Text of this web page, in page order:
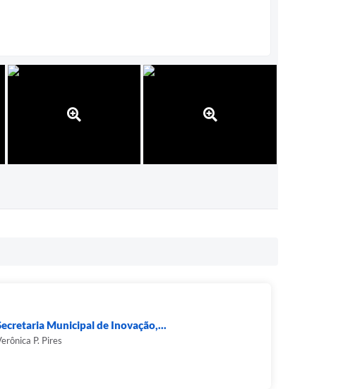
Municipal de Inovação,...
P. Pires